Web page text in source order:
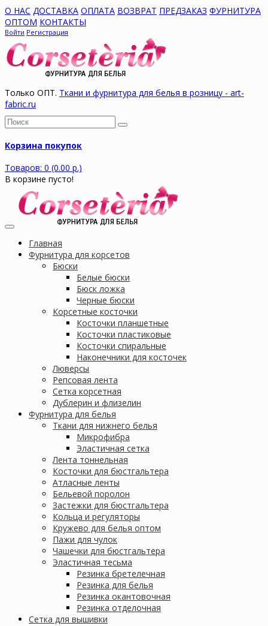
О НАС ДОСТАВКА ОПЛАТА ВОЗВРАТ ПРЕДЗАКАЗ ФУРНИТУРА
ОПТОМ КОНТАКТЫ
Войти Регистрация
Только ОПТ. Ткани и фурнитура для белья в розницу - art-
fabric.ru
Корзина покупок
Товаров: 0 (0.00 р.)
В корзине пусто!
Главная
Фурнитура для корсетов
Бюски
Белые бюски
Бюск ложка
Черные бюски
Корсетные косточки
Косточки планшетные
Косточки пластиковые
Косточки спиральные
Наконечники для косточек
Люверсы
Репсовая лента
Сетка корсетная
Дублерин и флизелин
Фурнитура для белья
Ткани для нижнего белья
Микрофибра
Эластичная сетка
Лента тоннельная
Косточки для бюстгальтера
Атласные ленты
Бельевой поролон
Застежки для бюстгальтера
Кольца и регуляторы
Кружево для белья оптом
Пажи для чулок
Чашечки для бюстгальтера
Эластичная тесьма
Резинка бретелечная
Резинка для белья
Резинка окантовочная
Резинка отделочная
Сетка для вышивки